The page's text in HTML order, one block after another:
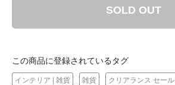
SOLD OUT
この商品に登録されているタグ
インテリア | 雑貨 雑貨 クリアランス セール